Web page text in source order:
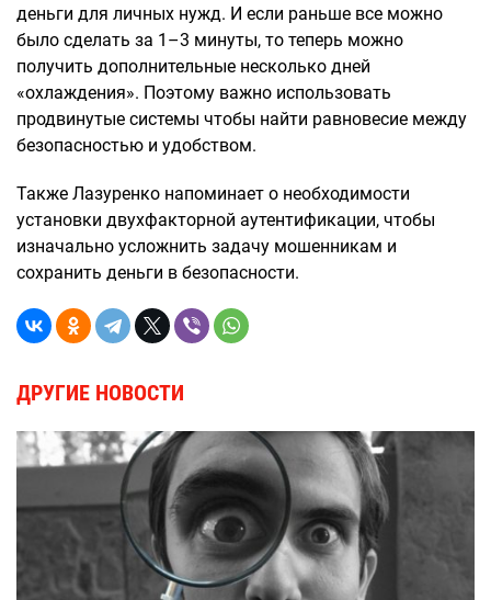
деньги для личных нужд. И если раньше все можно
было сделать за 1–3 минуты, то теперь можно
получить дополнительные несколько дней
«охлаждения». Поэтому важно использовать
продвинутые системы чтобы найти равновесие между
безопасностью и удобством.
Также Лазуренко напоминает о необходимости
установки двухфакторной аутентификации, чтобы
изначально усложнить задачу мошенникам и
сохранить деньги в безопасности.
ДРУГИЕ НОВОСТИ